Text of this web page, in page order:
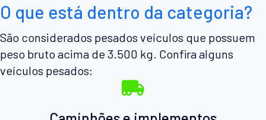
O que está dentro da categoria?
São considerados pesados veículos que possuem
peso bruto acima de 3.500 kg. Confira alguns
veículos pesados: